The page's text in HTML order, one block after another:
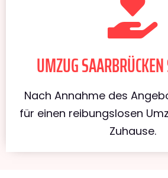
UMZUG
Nach Annahme des
für einen reibungslosen
Zuhause.